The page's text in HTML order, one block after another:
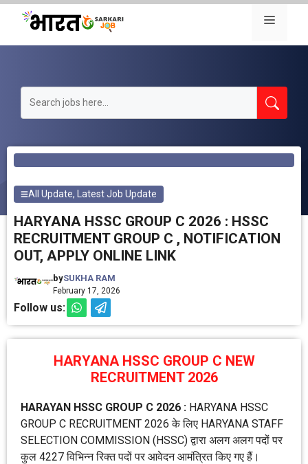
Skip
content
Menu
All Update, Latest Job Update
HARYANA HSSC GROUP C 2026 : HSSC
RECRUITMENT GROUP C , NOTIFICATION
OUT, APPLY ONLINE LINK
bySUKHA RAM
February 17, 2026
Follow us:
HARYANA HSSC GROUP C NEW
RECRUITMENT 2026
HARAYAN HSSC GROUP C 2026 : HARYANA HSSC
GROUP C RECRUITMENT 2026 के लिए HARYANA STAFF
SELECTION COMMISSION (HSSC) द्वारा अलग अलग पदों पर
कुल 4227 विभिन्न रिक्त पदों पर आवेदन आमंत्रित किए गए हैं।